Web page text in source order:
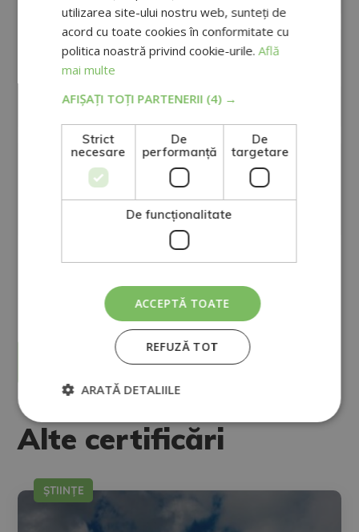
Scopul Prelucrării: Prelucrăm informațiile pe care ni le furnizați pentru a
vă trimite e-mailuri comerciale legate de produsele oferite și de alte
tipuri de produse care ar putea fi de interes pentru dumneavoastră.
Legitimarea prelucrării datelor: Consimțământul persoanei vizate.
Drepturi: Vă puteți exercita drepturile, identificându-vă la următoarea
adresă direccion@grupotarraco.com
Pentru mai multe informații, consultați politica noastră de
Alternative:
Alte certificări
ȘTIINȚE
utilizarea site-ului nostru web, sunteți de
acord cu toate cookies în conformitate cu
politica noastră privind cookie-urile.Află
mai multe
AFIȘAȚI TOȚI PARTENERII (4) →
Strict
necesare
De
performanță
De
targetare
De funcţionalitate
ACCEPTĂ TOATE
REFUZĂ TOT
ARATĂ DETALIILE